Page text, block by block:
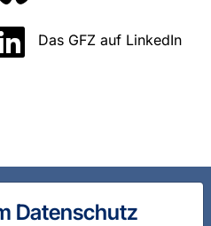
Das GFZ auf LinkedIn
Datenschutz